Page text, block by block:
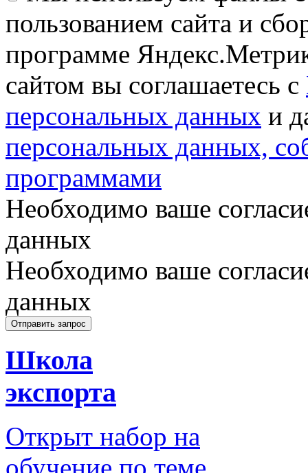
пользованием сайта и
программе
сайтом вы соглашаетесь с
персональных данных и
персональных данных,
программами
Необходимо ваше
данных
Необходимо ваше
данных
Школа
экспорта
Открыт набор на